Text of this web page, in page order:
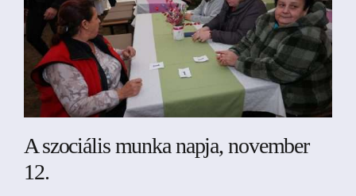
r
r
á
s
K
ú
t
j
a
A szociális munka napja, november
12.